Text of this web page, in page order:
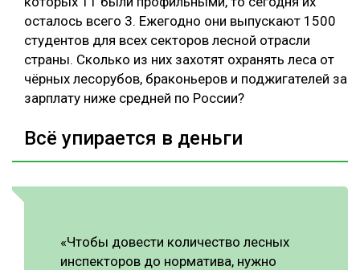
осталось всего 3. Ежегодно они выпускают 1500
студентов для всех секторов лесной отрасли
страны. Сколько из них захотят охранять леса от
чёрных лесорубов, браконьеров и поджигателей за
зарплату ниже средней по России?
Всё упирается в деньги
«Чтобы довести количество лесных
инспекторов до норматива, нужно